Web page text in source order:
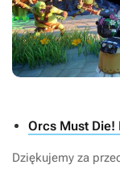
Orcs Must Die!
Dziękujemy za